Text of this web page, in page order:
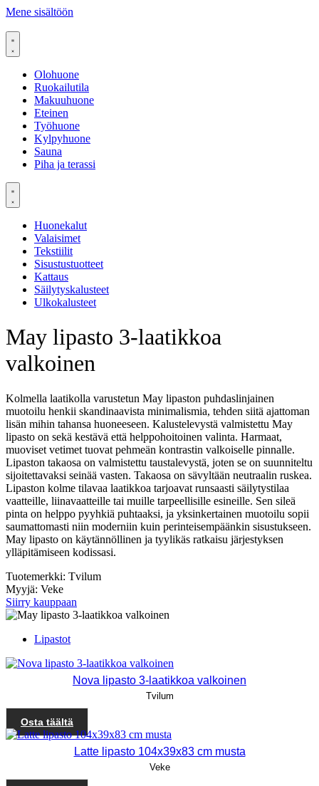
Mene sisältöön
Olohuone
Ruokailutila
Makuuhuone
Eteinen
Työhuone
Kylpyhuone
Sauna
Piha ja terassi
Huonekalut
Valaisimet
Tekstiilit
Sisustustuotteet
Kattaus
Säilytyskalusteet
Ulkokalusteet
May lipasto 3-laatikkoa
valkoinen
Kolmella laatikolla varustetun May lipaston puhdaslinjainen
muotoilu henkii skandinaavista minimalismia, tehden siitä ajattoman
lisän mihin tahansa huoneeseen. Kalustelevystä valmistettu May
lipasto on sekä kestävä että helppohoitoinen valinta. Harmaat,
muoviset vetimet tuovat pehmeän kontrastin valkoiselle pinnalle.
Lipaston takaosa on valmistettu taustalevystä, joten se on suunniteltu
sijoitettavaksi seinää vasten. Takaosa on sävyltään neutraalin ruskea.
Lipaston kolme tilavaa laatikkoa tarjoavat runsaasti säilytystilaa
vaatteille, liinavaatteille tai muille tarpeellisille esineille. Sen sileä
pinta on helppo pyyhkiä puhtaaksi, ja yksinkertainen muotoilu sopii
saumattomasti niin moderniin kuin perinteisempäänkin sisustukseen.
May lipasto on käytännöllinen ja tyylikäs ratkaisu järjestyksen
ylläpitämiseen kodissasi.
Tuotemerkki: Tvilum
Myyjä: Veke
Siirry kauppaan
Lipastot
Nova lipasto 3-laatikkoa valkoinen
Tvilum
Osta täältä
Latte lipasto 104x39x83 cm musta
Veke